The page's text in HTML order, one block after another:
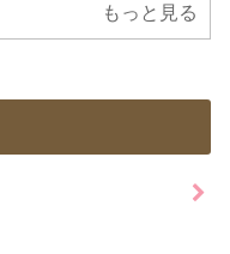
もっと見る